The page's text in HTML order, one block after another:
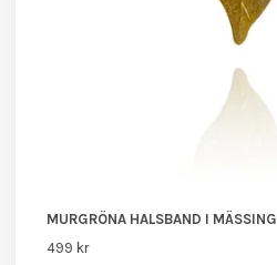
MURGRÖNA HALSBAND I MÄSSING
499 kr